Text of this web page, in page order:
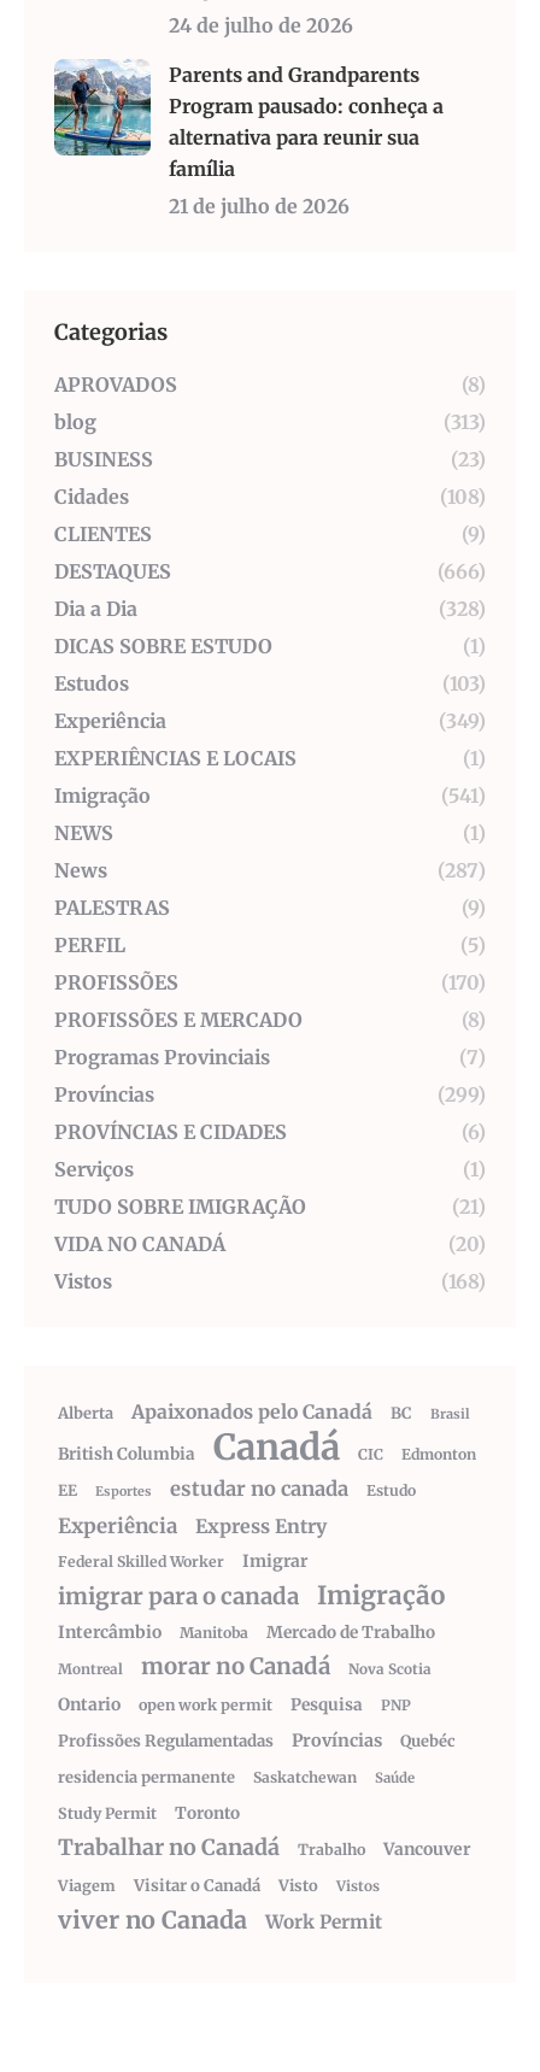
24 de julho de 2026
Parents and Grandparents
Program pausado: conheça a
alternativa para reunir sua
família
21 de julho de 2026
Categorias
APROVADOS
(8)
blog
(313)
BUSINESS
(23)
Cidades
(108)
CLIENTES
(9)
DESTAQUES
(666)
Dia a Dia
(328)
DICAS SOBRE ESTUDO
(1)
Estudos
(103)
Experiência
(349)
EXPERIÊNCIAS E LOCAIS
(1)
Imigração
(541)
NEWS
(1)
News
(287)
PALESTRAS
(9)
PERFIL
(5)
PROFISSÕES
(170)
PROFISSÕES E MERCADO
(8)
Programas Provinciais
(7)
Províncias
(299)
PROVÍNCIAS E CIDADES
(6)
Serviços
(1)
TUDO SOBRE IMIGRAÇÃO
(21)
VIDA NO CANADÁ
(20)
Vistos
(168)
Alberta Apaixonados pelo Canadá BC Brasil
British Columbia Canadá CIC
Edmonton
EE
Esportes estudar no canada Estudo
Experiência Express Entry
Federal Skilled Worker Imigrar
imigrar para o canada Imigração
Intercâmbio Manitoba Mercado de Trabalho
Montreal morar no Canadá Nova Scotia
Ontario open work permit Pesquisa PNP
Profissões Regulamentadas Províncias
Quebéc
residencia permanente
Saskatchewan Saúde
Study Permit Toronto
Trabalhar no Canadá Trabalho Vancouver
Viagem Visitar o Canadá Visto Vistos
viver no Canada Work Permit